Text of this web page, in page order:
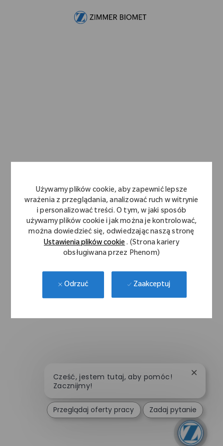
Używamy plików cookie, aby zapewnić lepsze
wrażenia z przeglądania, analizować ruch w witrynie
i personalizować treści. O tym, w jaki sposób
używamy plików cookie i jak można je kontrolować,
można dowiedzieć się, odwiedzając naszą stronę
Ustawienia plików cookie. (Strona kariery
obsługiwana przez Phenom)
Odrzuć Zaakceptuj
Cześć, jestem tutaj, aby pomóc!
Zacznijmy!
Przeglądaj oferty pracy Zadaj pytanie